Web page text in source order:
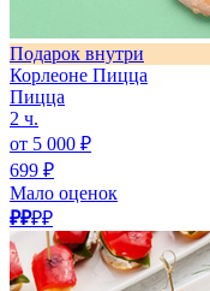
Подарок внутри
Корлеоне Пицца
Пицца
2 ч.
от 5 000 ₽
699 ₽
Мало оценок
₽₽₽₽